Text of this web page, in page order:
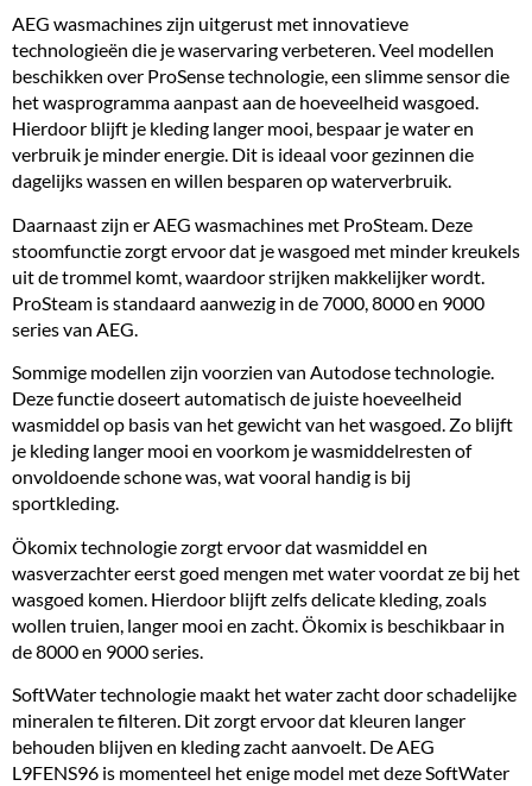
AEG wasmachines zijn uitgerust met innovatieve
technologieën die je waservaring verbeteren. Veel modellen
beschikken over ProSense technologie, een slimme sensor die
het wasprogramma aanpast aan de hoeveelheid wasgoed.
Hierdoor blijft je kleding langer mooi, bespaar je water en
verbruik je minder energie. Dit is ideaal voor gezinnen die
dagelijks wassen en willen besparen op waterverbruik.
Daarnaast zijn er AEG wasmachines met ProSteam. Deze
stoomfunctie zorgt ervoor dat je wasgoed met minder kreukels
uit de trommel komt, waardoor strijken makkelijker wordt.
ProSteam is standaard aanwezig in de 7000, 8000 en 9000
series van AEG.
Sommige modellen zijn voorzien van Autodose technologie.
Deze functie doseert automatisch de juiste hoeveelheid
wasmiddel op basis van het gewicht van het wasgoed. Zo blijft
je kleding langer mooi en voorkom je wasmiddelresten of
onvoldoende schone was, wat vooral handig is bij
sportkleding.
Ökomix technologie zorgt ervoor dat wasmiddel en
wasverzachter eerst goed mengen met water voordat ze bij het
wasgoed komen. Hierdoor blijft zelfs delicate kleding, zoals
wollen truien, langer mooi en zacht. Ökomix is beschikbaar in
de 8000 en 9000 series.
SoftWater technologie maakt het water zacht door schadelijke
mineralen te filteren. Dit zorgt ervoor dat kleuren langer
behouden blijven en kleding zacht aanvoelt. De AEG
L9FENS96 is momenteel het enige model met deze SoftWater